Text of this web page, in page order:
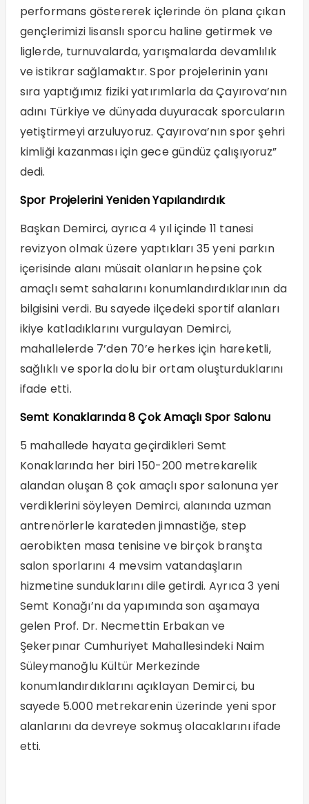
performans göstererek içlerinde ön plana çıkan
gençlerimizi lisanslı sporcu haline getirmek ve
liglerde, turnuvalarda, yarışmalarda devamlılık
ve istikrar sağlamaktır. Spor projelerinin yanı
sıra yaptığımız fiziki yatırımlarla da Çayırova’nın
adını Türkiye ve dünyada duyuracak sporcuların
yetiştirmeyi arzuluyoruz. Çayırova’nın spor şehri
kimliği kazanması için gece gündüz çalışıyoruz”
dedi.
Spor Projelerini Yeniden Yapılandırdık
Başkan Demirci, ayrıca 4 yıl içinde 11 tanesi
revizyon olmak üzere yaptıkları 35 yeni parkın
içerisinde alanı müsait olanların hepsine çok
amaçlı semt sahalarını konumlandırdıklarının da
bilgisini verdi. Bu sayede ilçedeki sportif alanları
ikiye katladıklarını vurgulayan Demirci,
mahallelerde 7’den 70’e herkes için hareketli,
sağlıklı ve sporla dolu bir ortam oluşturduklarını
ifade etti.
Semt Konaklarında 8 Çok Amaçlı Spor Salonu
5 mahallede hayata geçirdikleri Semt
Konaklarında her biri 150-200 metrekarelik
alandan oluşan 8 çok amaçlı spor salonuna yer
verdiklerini söyleyen Demirci, alanında uzman
antrenörlerle karateden jimnastiğe, step
aerobikten masa tenisine ve birçok branşta
salon sporlarını 4 mevsim vatandaşların
hizmetine sunduklarını dile getirdi. Ayrıca 3 yeni
Semt Konağı’nı da yapımında son aşamaya
gelen Prof. Dr. Necmettin Erbakan ve
Şekerpınar Cumhuriyet Mahallesindeki Naim
Süleymanoğlu Kültür Merkezinde
konumlandırdıklarını açıklayan Demirci, bu
sayede 5.000 metrekarenin üzerinde yeni spor
alanlarını da devreye sokmuş olacaklarını ifade
etti.